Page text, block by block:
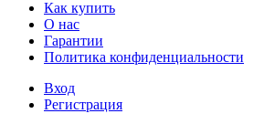
Как купить
О нас
Гарантии
Политика конфиденциальности
Вход
Регистрация